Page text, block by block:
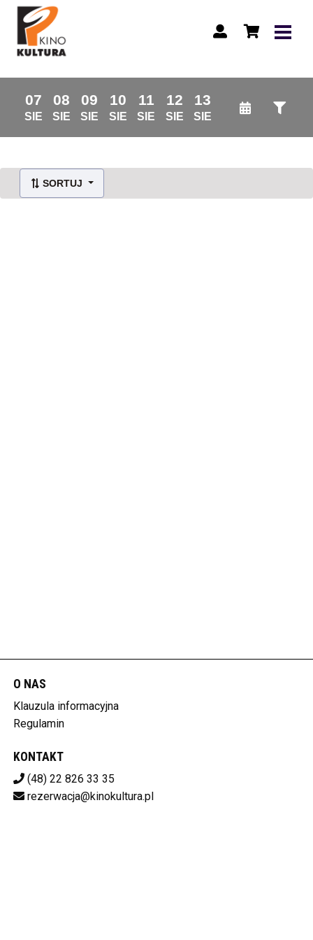
07
SIE
08
SIE
09
SIE
10
SIE
11
SIE
12
SIE
13
SIE
SORTUJ
O NAS
Klauzula informacyjna
Regulamin
KONTAKT
(48) 22 826 33 35
rezerwacja@kinokultura.pl